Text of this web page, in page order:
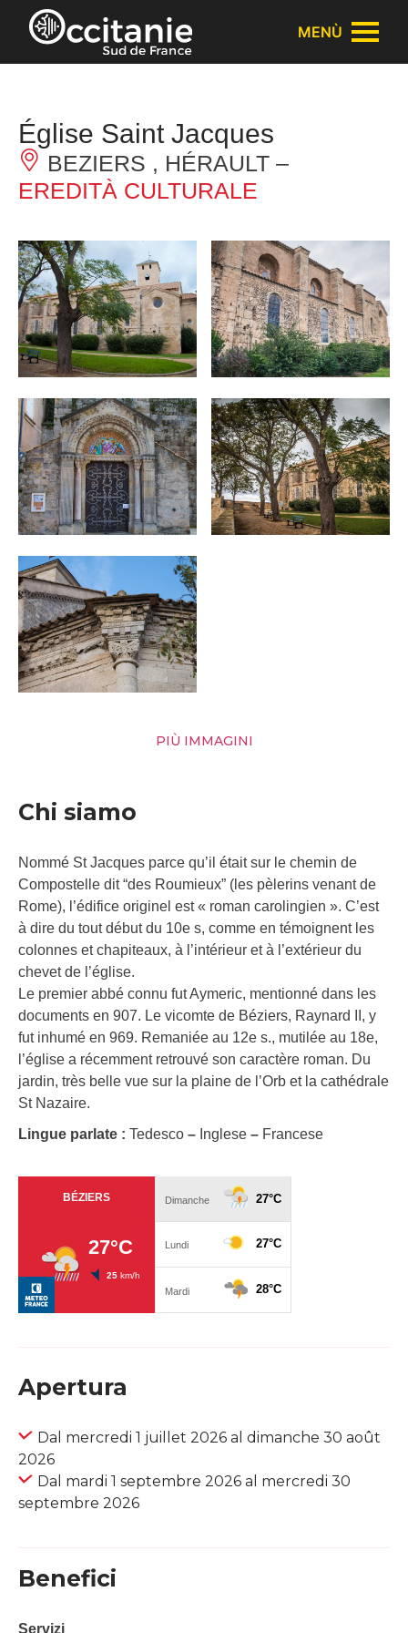
Pannello di gestione dei cookies
MENÙ
Église Saint Jacques
BEZIERS , HÉRAULT –
EREDITÀ CULTURALE
PIÙ IMMAGINI
Chi siamo
Nommé St Jacques parce qu’il était sur le chemin de
Compostelle dit “des Roumieux” (les pèlerins venant de
Rome), l’édifice originel est « roman carolingien ». C’est
à dire du tout début du 10e s, comme en témoignent les
colonnes et chapiteaux, à l’intérieur et à l’extérieur du
chevet de l’église.
Le premier abbé connu fut Aymeric, mentionné dans les
documents en 907. Le vicomte de Béziers, Raynard II, y
fut inhumé en 969. Remaniée au 12e s., mutilée au 18e,
l’église a récemment retrouvé son caractère roman. Du
jardin, très belle vue sur la plaine de l’Orb et la cathédrale
St Nazaire.
Lingue parlate : Tedesco – Inglese – Francese
Apertura
Dal mercredi 1 juillet 2026 al dimanche 30 août
2026
Dal mardi 1 septembre 2026 al mercredi 30
septembre 2026
Benefici
Servizi